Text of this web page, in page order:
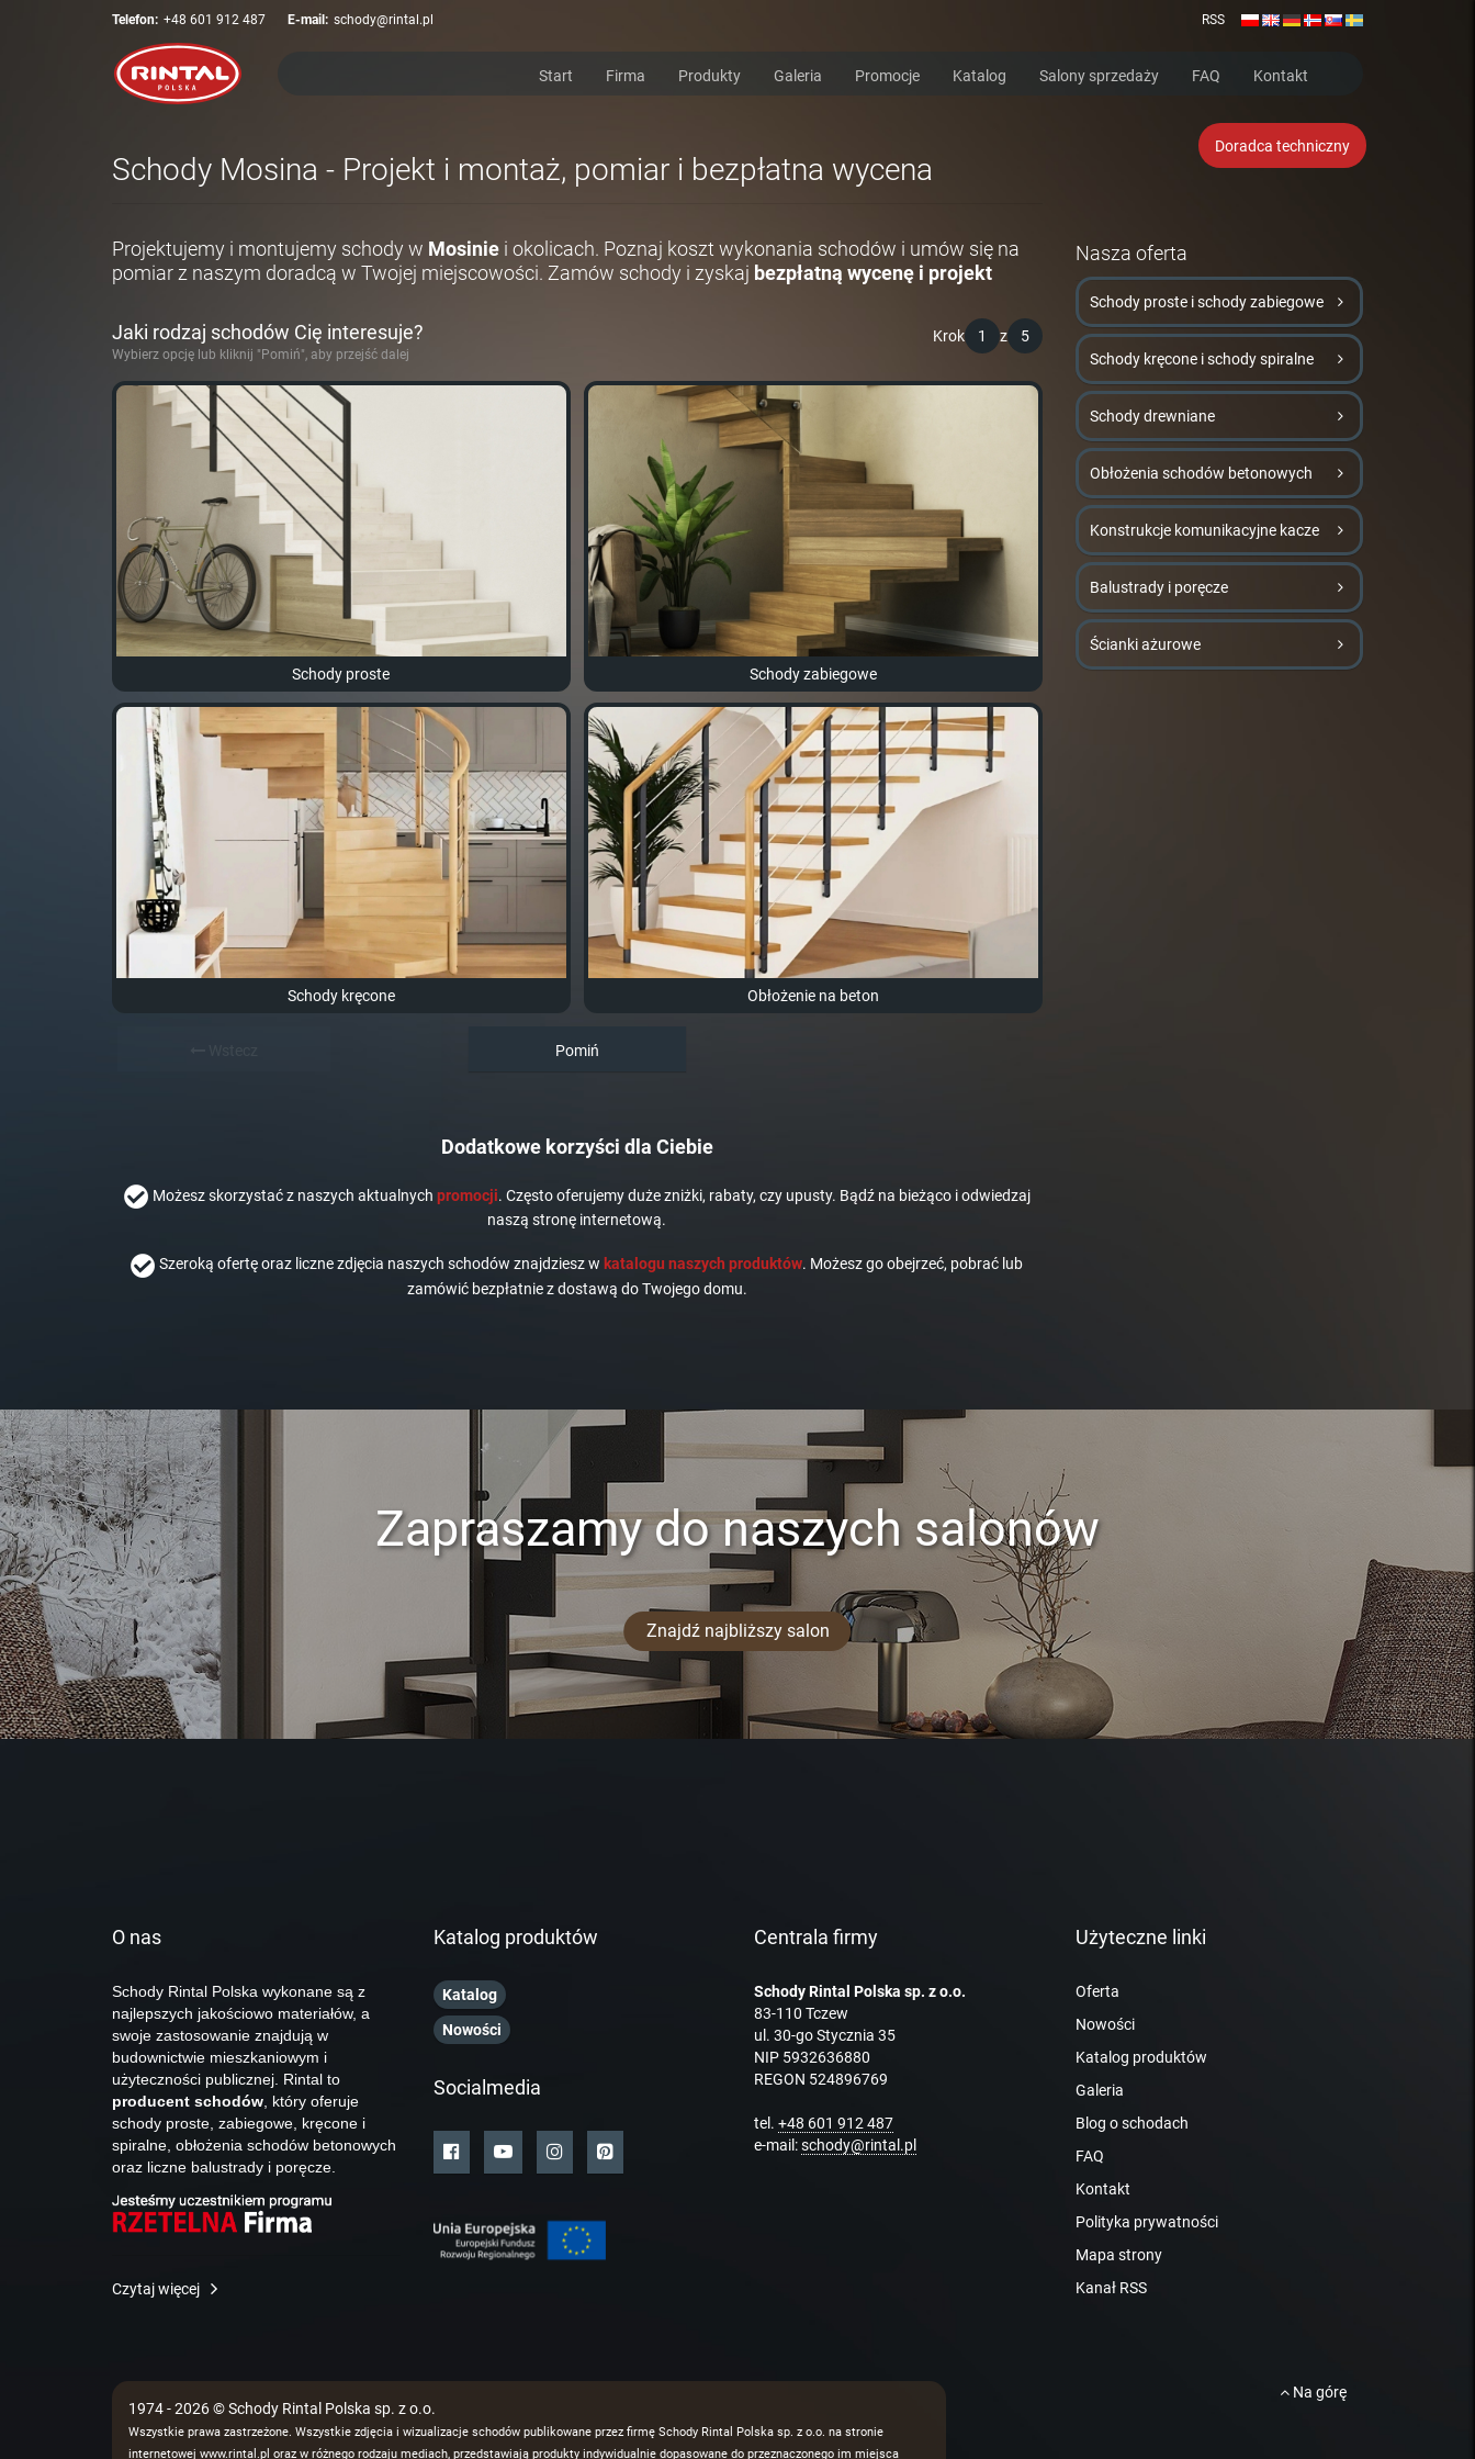
Telefon: +48 601 912 487 E-mail: schody@rintal.pl RSS
Start Firma Produkty Galeria Promocje Katalog Salony sprzedaży FAQ Kontakt
Doradca techniczny
Schody Mosina - Projekt i montaż, pomiar i bezpłatna wycena
Projektujemy i montujemy schody w Mosinie i okolicach. Poznaj koszt wykonania schodów i umów się na
pomiar z naszym doradcą w Twojej miejscowości. Zamów schody i zyskaj bezpłatną wycenę i projekt
Krok 1 z 5
Jaki rodzaj schodów Cię interesuje?
Wybierz opcję lub kliknij "Pomiń", aby przejść dalej
Schody proste Schody zabiegowe
Schody kręcone Obłożenie na beton
Pomiń
Dodatkowe korzyści dla Ciebie
Możesz skorzystać z naszych aktualnych promocji. Często oferujemy duże zniżki, rabaty, czy upusty. Bądź na bieżąco i odwiedzaj
naszą stronę internetową.
Szeroką ofertę oraz liczne zdjęcia naszych schodów znajdziesz w katalogu naszych produktów. Możesz go obejrzeć, pobrać lub
zamówić bezpłatnie z dostawą do Twojego domu.
Nasza oferta
Schody proste i schody zabiegowe
Schody kręcone i schody spiralne
Schody drewniane
Obłożenia schodów betonowych
Konstrukcje komunikacyjne kacze
Balustrady i poręcze
Ścianki ażurowe
Zapraszamy do naszych salonów
Znajdź najbliższy salon
O nas
Schody Rintal Polska wykonane są z
najlepszych jakościowo materiałów, a
swoje zastosowanie znajdują w
budownictwie mieszkaniowym i
użyteczności publicznej. Rintal to
producent schodów , który oferuje
schody proste, zabiegowe, kręcone i
spiralne, obłożenia schodów betonowych
oraz liczne balustrady i poręcze.
Czytaj więcej
Katalog produktów
Katalog
Nowości
Socialmedia
Centrala firmy
Schody Rintal Polska sp. z o.o.
83-110 Tczew
ul. 30-go Stycznia 35
NIP 5932636880
REGON 524896769
tel. +48 601 912 487
e-mail:schody@rintal.pl
Użyteczne linki
Oferta
Nowości
Katalog produktów
Galeria
Blog o schodach
FAQ
Kontakt
Polityka prywatności
Mapa strony
Kanał RSS
1974 - 2026 © Schody Rintal Polska sp. z o.o.
Wszystkie prawa zastrzeżone. Wszystkie zdjęcia i wizualizacje schodów publikowane przez firmę Schody Rintal Polska sp. z o.o. na stronie
internetowej www.rintal.pl oraz w różnego rodzaju mediach, przedstawiają produkty indywidualnie dopasowane do przeznaczonego im miejsca
Na górę